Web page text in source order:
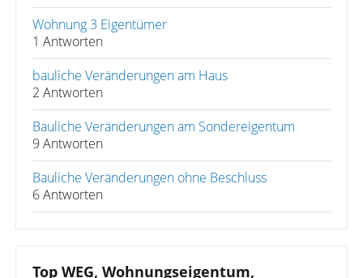
Wohnung 3 Eigentümer
1 Antworten
bauliche Veränderungen am Haus
2 Antworten
Bauliche Veränderungen am Sondereigentum
9 Antworten
Bauliche Veränderungen ohne Beschluss
6 Antworten
Top WEG, Wohnungseigentum,